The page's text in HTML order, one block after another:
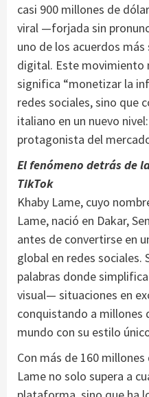
casi 900 millones de
viral —forjada sin
uno de los acuerdos
digital. Este movimiento
significa “monetizar la
redes sociales, sino que
italiano en un nuevo
protagonista del
El fenómeno detrás de
TikTok
Khaby Lame, cuyo
Lame, nació en Dakar,
antes de convertirse en
global en redes sociales.
palabras donde
visual— situaciones en
conquistando a millones
mundo con su estilo
Con más de 160
Lame no solo supera a